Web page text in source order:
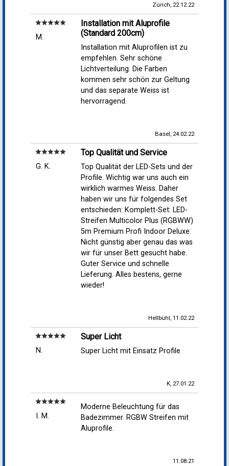
Zürich, 22.12.22
starstarstarstarstar
M.
Installation mit Aluprofile
(Standard 200cm)
Installation mit Aluprofilen ist zu
empfehlen. Sehr schöne
Lichtverteilung. Die Farben
kommen sehr schön zur Geltung
und das separate Weiss ist
hervorragend.
Basel, 24.02.22
starstarstarstarstar
G. K.
Top Qualität und Service
Top Qualität der LED-Sets und der
Profile. Wichtig war uns auch ein
wirklich warmes Weiss. Daher
haben wir uns für folgendes Set
entschieden: Komplett-Set: LED-
Streifen Multicolor Plus (RGBWW)
5m Premium Profi Indoor Deluxe.
Nicht günstig aber genau das was
wir für unser Bett gesucht habe.
Guter Service und schnelle
Lieferung. Alles bestens, gerne
wieder!
Hellbühl, 11.02.22
starstarstarstarstar
N.
Super Licht
Super Licht mit Einsatz Profile
K, 27.01.22
starstarstarstarstar
I. M.
Moderne Beleuchtung für das
Badezimmer. RGBW Streifen mit
Aluprofile.
11.08.21